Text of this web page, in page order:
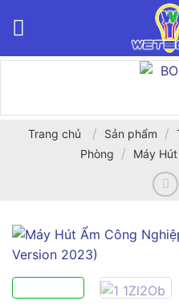
Trang chủ / Sản phẩm /
Phòng
/ Máy